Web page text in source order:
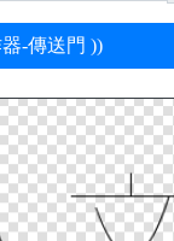
-傳送門 ))